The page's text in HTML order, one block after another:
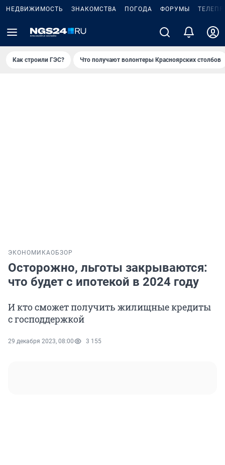
НЕДВИЖИМОСТЬ ЗНАКОМСТВА ПОГОДА ФОРУМЫ
Как строили ГЭС? Что получают волонтеры Красноярских столбов
ЭКОНОМИКАОБЗОР
Осторожно, льготы закрываются:
что будет с ипотекой в 2024 году
И кто сможет получить жилищные кредиты
с господдержкой
29 декабря 2023, 08:00 3 155